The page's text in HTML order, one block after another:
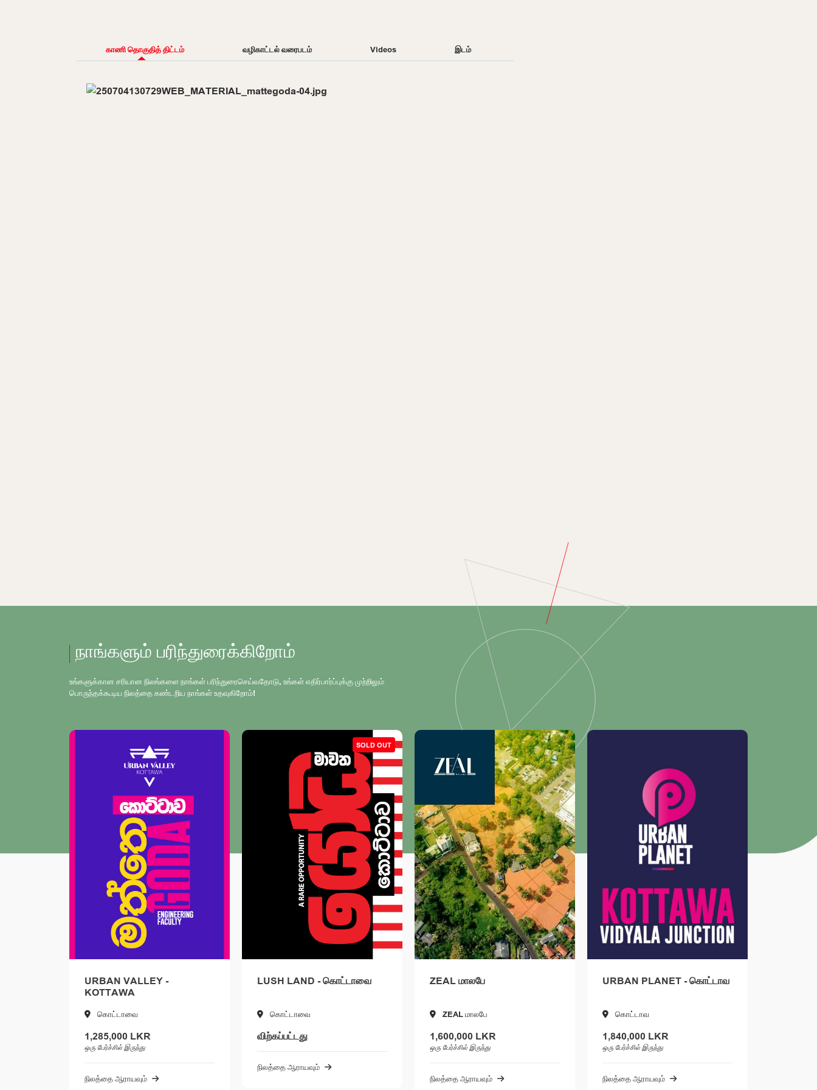
காணி தொகுதித் திட்டம் வழிகாட்டல் வரைபடம் Videos இடம்
நாங்களும் பரிந்துரைக்கிறோம்
உங்களுக்கான சரியான நிலங்களை நாங்கள் பரிந்துரைசெய்வதோடு, உங்கள் எதிர்பார்ப்புக்கு முற்றிலும்
பொருந்தக்கூடிய நிலத்தை கண்டறிய நாங்கள் உதவுகிறோம்!
LUSH LAND - கொட்டாவை
கொட்டாவை
விற்கப்பட்டது
ZEAL மாலபே
ZEAL மாலபே
1,600,000 LKR
URBAN PLANET - கொட்டாவ
கொட்டாவ
1,840,000 LKR
ஒரு பேர்ச்சில் இருந்து
நிலத்தை ஆராயவும்
PRIME EXPRESS FIVE -
1,385,000 LKR
ஒரு பேர்ச்சில் இருந்து
நிலத்தை ஆராயவும்